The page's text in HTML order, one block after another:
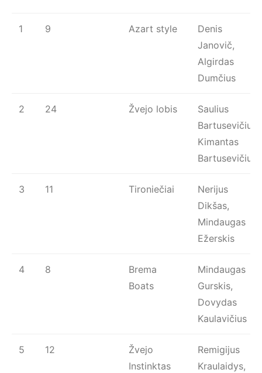
1 9 Azart style
Denis
Janovič,
Algirdas
Dumčius
2 24 Žvejo lobis
Saulius
Bartusevičius,
Kimantas
Bartusevičius
3 11 Tironiečiai
Nerijus
Dikšas,
Mindaugas
Ežerskis
4 8
Brema
Boats
Mindaugas
Gurskis,
Dovydas
Kaulavičius
5 12
Žvejo
Instinktas
Remigijus
Kraulaidys,